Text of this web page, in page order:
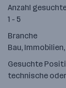
Anzahl
1 - 5
Branche
Bau,
Gesuchte
technische